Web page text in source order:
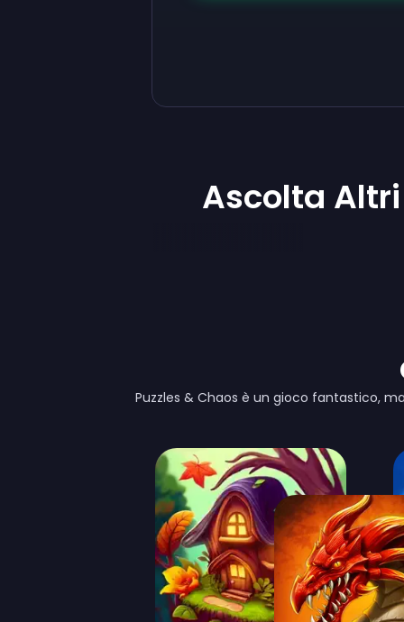
Ascolta
Puzzles & Chaos è un gioco fantastico,